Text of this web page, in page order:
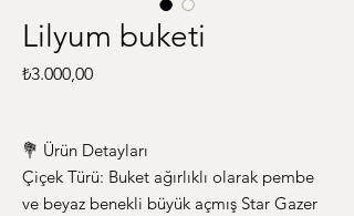
Lilyum buketi
₺3.000,00Fiyat
💐 Ürün Detayları
Çiçek Türü: Buket ağırlıklı olarak pembe
ve beyaz benekli büyük açmış Star Gazer